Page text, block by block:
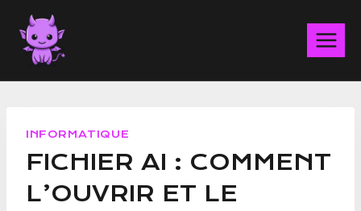
Aller
contenu
INFORMATIQUE
FICHIER AI : COMMENT
L’OUVRIR ET LE